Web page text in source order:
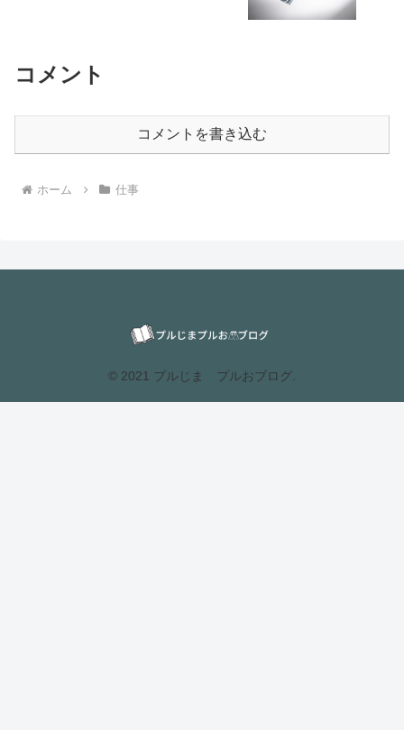
コメント
コメントを書き込む
ホーム 仕事
© 2021 プルじま プルおブログ.